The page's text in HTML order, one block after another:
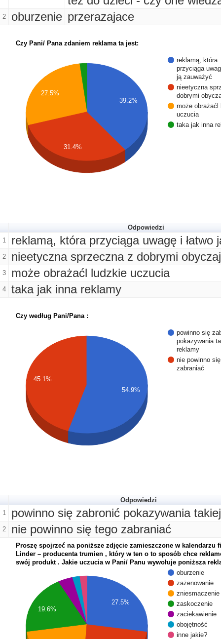
2 oburzenie przerazajace
Czy Pani/ Pana zdaniem reklama ta jest:
reklamą, która
przyciąga
ją zauważyć
nieetyczna
dobrymi
może obrażaćl
uczucia
taka jak inna
39.2%
27.5%
31.4%
Odpowiedzi
1
reklamą, która przyciąga uwagę i łatwo
2 nieetyczna sprzeczna z dobrymi
3 może obrażaćl ludzkie uczucia
4 taka jak inna reklamy
Czy według Pani/Pana :
powinno się
pokazywania
reklamy
nie powinno
zabraniać
45.1%
54.9%
Odpowiedzi
1
powinno się zabronić pokazywania
2 nie powinno się tego zabraniać
Proszę spojrzeć na poniższe zdjęcie zamieszczone w kalendarzu
Linder – producenta trumien , który w ten o to sposób chce
swój produkt . Jakie uczucia w Pani/ Panu wywołuje poniższa
oburzenie
zażenowanie
zniesmaczenie
zaskoczenie
zaciekawienie
obojętność
inne jakie?
27.5%
19.6%